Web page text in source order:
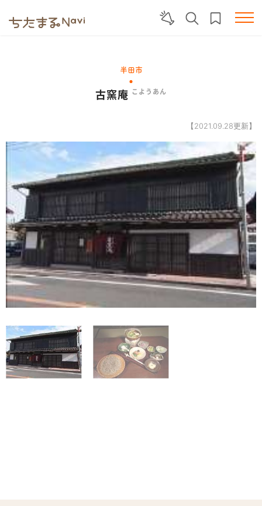
半田市
古窯庵 こようあん
【2021.09.28更新】